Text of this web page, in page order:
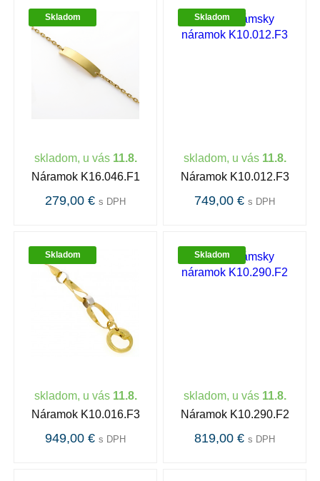
Skladom
skladom, u vás 11.8.
Náramok K16.046.F1
279,00 € s DPH
Skladom
skladom, u vás 11.8.
Náramok K10.012.F3
749,00 € s DPH
Skladom
skladom, u vás 11.8.
Náramok K10.016.F3
949,00 € s DPH
Skladom
skladom, u vás 11.8.
Náramok K10.290.F2
819,00 € s DPH